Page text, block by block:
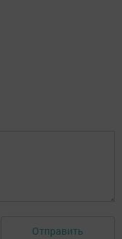
Отправить